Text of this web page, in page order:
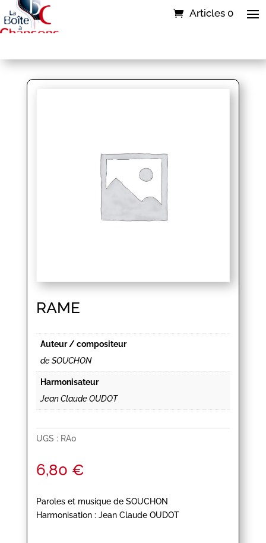
Articles 0
RAME
Auteur / compositeur
de SOUCHON
Harmonisateur
Jean Claude OUDOT
UGS : RA0
6,80 €
Paroles et musique de SOUCHON
Harmonisation : Jean Claude OUDOT